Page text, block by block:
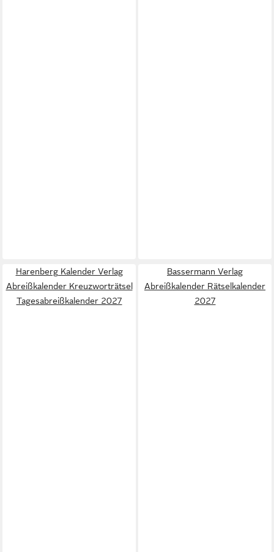
Harenberg Kalender Verlag
Abreißkalender Kreuzworträtsel
Tagesabreißkalender 2027
Bassermann Verlag
Abreißkalender Rätselkalender
2027